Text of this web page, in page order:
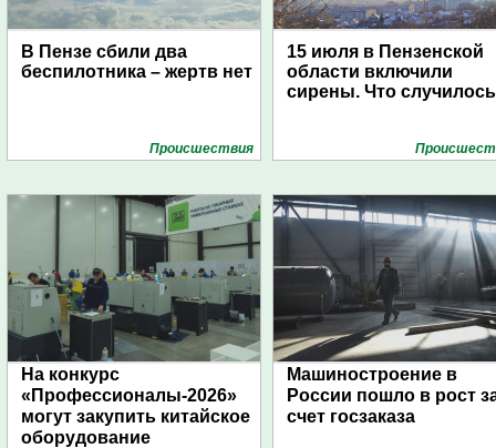
В Пензе сбили два
беспилотника – жертв нет
Проиcшествия
15 июля в Пензенской
области включили
сирены. Что
На конкурс
«Профессионалы-2026»
могут закупить китайское
оборудование
Машиностроение в
России пошло в рост
счет госзаказа